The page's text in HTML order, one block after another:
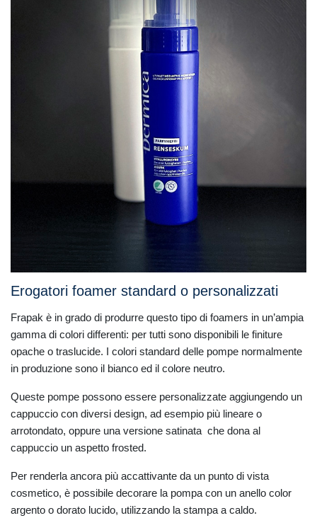
Erogatori foamer standard o personalizzati
Frapak è in grado di produrre questo tipo di foamers in un’ampia
gamma di colori differenti: per tutti sono disponibili le finiture
opache o traslucide. I colori standard delle pompe normalmente
in produzione sono il bianco ed il colore neutro.
Queste pompe possono essere personalizzate aggiungendo un
cappuccio con diversi design, ad esempio più lineare o
arrotondato, oppure una versione satinata che dona al
cappuccio un aspetto frosted.
Per renderla ancora più accattivante da un punto di vista
cosmetico, è possibile decorare la pompa con un anello color
argento o dorato lucido, utilizzando la stampa a caldo.